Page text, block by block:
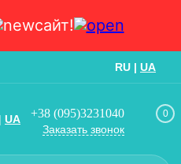
сайт!
RU | UA
| UA +38 (095)3231040
Заказать звонок
0